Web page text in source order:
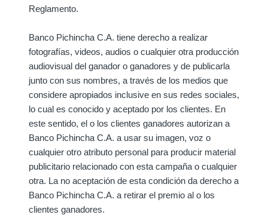
Reglamento.
Banco Pichincha C.A. tiene derecho a realizar
fotografías, videos, audios o cualquier otra producción
audiovisual del ganador o ganadores y de publicarla
junto con sus nombres, a través de los medios que
considere apropiados inclusive en sus redes sociales,
lo cual es conocido y aceptado por los clientes. En
este sentido, el o los clientes ganadores autorizan a
Banco Pichincha C.A. a usar su imagen, voz o
cualquier otro atributo personal para producir material
publicitario relacionado con esta campaña o cualquier
otra. La no aceptación de esta condición da derecho a
Banco Pichincha C.A. a retirar el premio al o los
clientes ganadores.